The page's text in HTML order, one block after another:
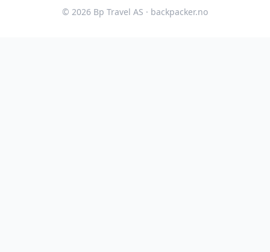
© 2026 Bp Travel AS · backpacker.no